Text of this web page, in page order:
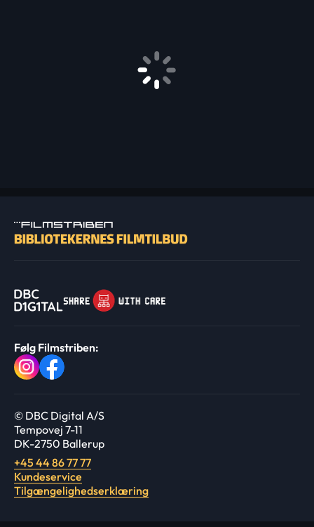
Følg Filmstriben:
© DBC Digital A/S
Tempovej 7-11
DK-2750 Ballerup
+45 44 86 77 77
Kundeservice
Tilgængelighedserklæring